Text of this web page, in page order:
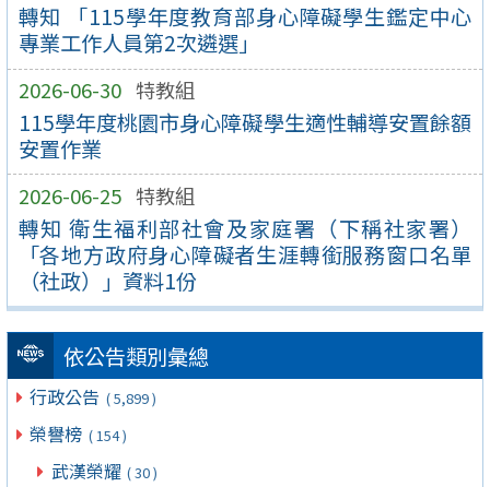
轉知 「115學年度教育部身心障礙學生鑑定中心
專業工作人員第2次遴選」
2026-06-30 特教組
115學年度桃園市身心障礙學生適性輔導安置餘額
安置作業
2026-06-25 特教組
轉知 衛生福利部社會及家庭署（下稱社家署）
「各地方政府身心障礙者生涯轉銜服務窗口名單
（社政）」資料1份
依公告類別彙總
行政公告 ( 5,899 )
榮譽榜 ( 154 )
武漢榮耀 ( 30 )